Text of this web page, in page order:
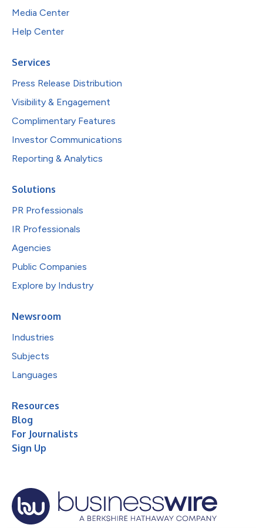
Media Center
Help Center
Services
Press Release Distribution
Visibility & Engagement
Complimentary Features
Investor Communications
Reporting & Analytics
Solutions
PR Professionals
IR Professionals
Agencies
Public Companies
Explore by Industry
Newsroom
Industries
Subjects
Languages
Resources
Blog
For Journalists
Sign Up